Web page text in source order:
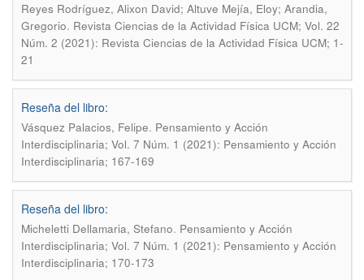
Reyes Rodríguez, Alixon David; Altuve Mejía, Eloy; Arandia,
Gregorio. Revista Ciencias de la Actividad Física UCM; Vol. 22
Núm. 2 (2021): Revista Ciencias de la Actividad Física UCM; 1-
21
Reseña del libro:
Vásquez Palacios, Felipe. Pensamiento y Acción
Interdisciplinaria; Vol. 7 Núm. 1 (2021): Pensamiento y Acción
Interdisciplinaria; 167-169
Reseña del libro:
Micheletti Dellamaria, Stefano. Pensamiento y Acción
Interdisciplinaria; Vol. 7 Núm. 1 (2021): Pensamiento y Acción
Interdisciplinaria; 170-173